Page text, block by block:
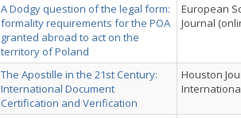
A Dodgy question of the legal form:
formality requirements for the POA
granted abroad to act on the
territory of Poland
European
Journal
The Apostille in the 21st Century:
International Document
Certification and Verification
Houston